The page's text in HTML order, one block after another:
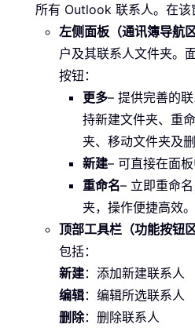
所有 Outlook 联系人。在该
左侧面板（通讯簿导航区
户及其联系人文件夹。
按钮：
更多– 提供完善的
持新建文件夹、重
夹、移动文件夹及
新建– 可直接在面板
重命名– 立即重命
夹，操作便捷高效。
顶部工具栏（功能按钮区
包括：
新建：添加新建联系人
编辑：编辑所选联系人
删除：删除联系人